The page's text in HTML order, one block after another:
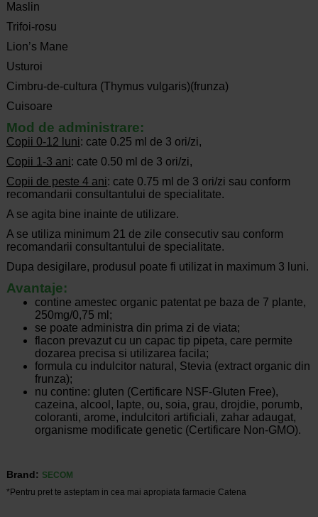
Maslin
Trifoi-rosu
Lion’s Mane
Usturoi
Cimbru-de-cultura (Thymus vulgaris)(frunza)
Cuisoare
Mod de administrare:
Copii 0-12 luni: cate 0.25 ml de 3 ori/zi,
Copii 1-3 ani: cate 0.50 ml de 3 ori/zi,
Copii de peste 4 ani: cate 0.75 ml de 3 ori/zi sau conform
recomandarii consultantului de specialitate.
A se agita bine inainte de utilizare.
A se utiliza minimum 21 de zile consecutiv sau conform
recomandarii consultantului de specialitate.
Dupa desigilare, produsul poate fi utilizat in maximum 3 luni.
Avantaje:
contine amestec organic patentat pe baza de 7 plante,
250mg/0,75 ml;
se poate administra din prima zi de viata;
flacon prevazut cu un capac tip pipeta, care permite
dozarea precisa si utilizarea facila;
formula cu indulcitor natural, Stevia (extract organic din
frunza);
nu contine: gluten (Certificare NSF-Gluten Free),
cazeina, alcool, lapte, ou, soia, grau, drojdie, porumb,
coloranti, arome, indulcitori artificiali, zahar adaugat,
organisme modificate genetic (Certificare Non-GMO).
Brand: SECOM
*Pentru pret te asteptam in cea mai apropiata farmacie Catena